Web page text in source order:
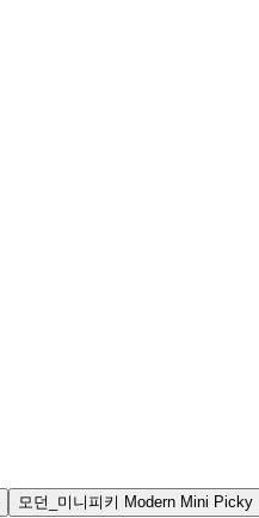
모던_미니피키 Modern Mini Picky